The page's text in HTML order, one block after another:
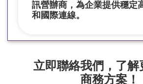
訊營辦商，為企業提供穩定
和國際連線。
立即聯絡我們，了解
商務方案！